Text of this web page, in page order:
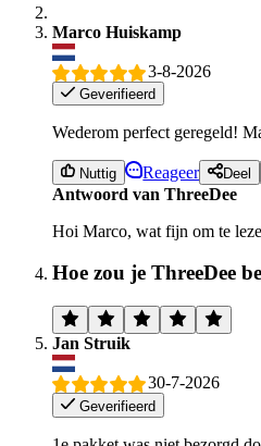
Marco Huiskamp
3-8-2026
Geverifieerd
Wederom perfect geregeld!
Nuttig Reageer Deel
Antwoord van ThreeDee
Hoi Marco, wat fijn om te
Hoe zou je ThreeDee
Jan Struik
30-7-2026
Geverifieerd